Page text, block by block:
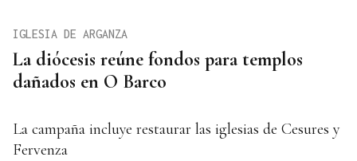
La diócesis reúne fondos para templos
dañados en O Barco
IGLESIA DE ARGANZA
La campaña incluye restaurar las iglesias de Cesures y
Fervenza